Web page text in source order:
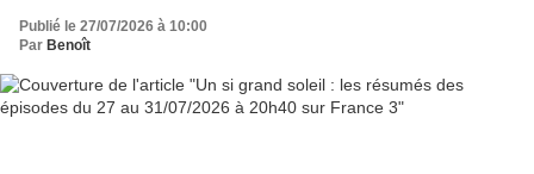
Publié le 27/07/2026 à 10:00
Par Benoît